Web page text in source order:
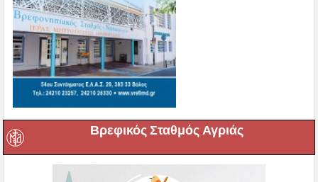
Βρεφικός Σταθμός Αγριάς